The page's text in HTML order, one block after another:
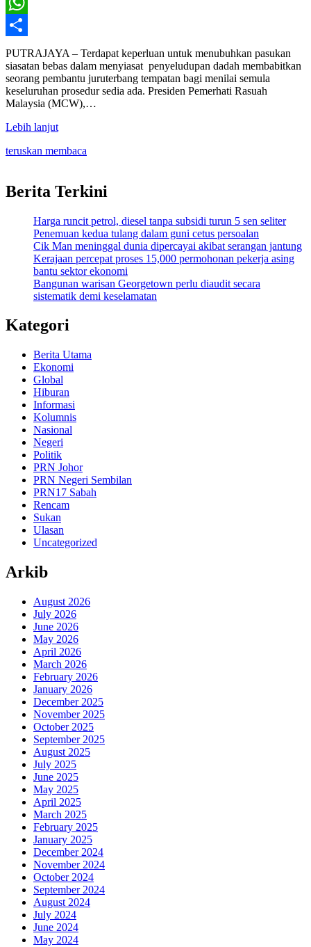
WhatsApp
Share
PUTRAJAYA – Terdapat keperluan untuk menubuhkan pasukan
siasatan bebas dalam menyiasat penyeludupan dadah membabitkan
seorang pembantu juruterbang tempatan bagi menilai semula
keseluruhan prosedur sedia ada. Presiden Pemerhati Rasuah
Malaysia (MCW),…
Lebih lanjut
teruskan membaca
Berita Terkini
Harga runcit petrol, diesel tanpa subsidi turun 5 sen seliter
Penemuan kedua tulang dalam guni cetus persoalan
Cik Man meninggal dunia dipercayai akibat serangan jantung
Kerajaan percepat proses 15,000 permohonan pekerja asing
bantu sektor ekonomi
Bangunan warisan Georgetown perlu diaudit secara
sistematik demi keselamatan
Kategori
Berita Utama
Ekonomi
Global
Hiburan
Informasi
Kolumnis
Nasional
Negeri
Politik
PRN Johor
PRN Negeri Sembilan
PRN17 Sabah
Rencam
Sukan
Ulasan
Uncategorized
Arkib
August 2026
July 2026
June 2026
May 2026
April 2026
March 2026
February 2026
January 2026
December 2025
November 2025
October 2025
September 2025
August 2025
July 2025
June 2025
May 2025
April 2025
March 2025
February 2025
January 2025
December 2024
November 2024
October 2024
September 2024
August 2024
July 2024
June 2024
May 2024